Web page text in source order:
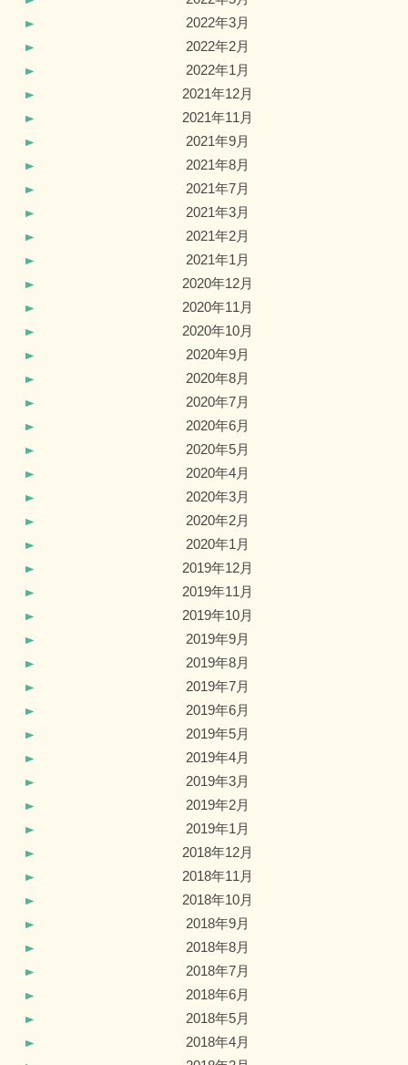
2022年3月
2022年2月
2022年1月
2021年12月
2021年11月
2021年9月
2021年8月
2021年7月
2021年3月
2021年2月
2021年1月
2020年12月
2020年11月
2020年10月
2020年9月
2020年8月
2020年7月
2020年6月
2020年5月
2020年4月
2020年3月
2020年2月
2020年1月
2019年12月
2019年11月
2019年10月
2019年9月
2019年8月
2019年7月
2019年6月
2019年5月
2019年4月
2019年3月
2019年2月
2019年1月
2018年12月
2018年11月
2018年10月
2018年9月
2018年8月
2018年7月
2018年6月
2018年5月
2018年4月